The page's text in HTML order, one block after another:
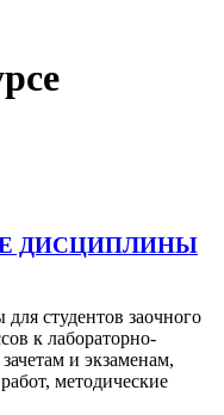
ДИСЦИПЛИНЫ
студентов заочного
к лабораторно-
и экзаменам,
методические